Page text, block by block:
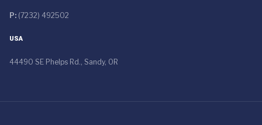
P: (7232) 492502
USA
44490 SE Phelps Rd., Sandy, OR